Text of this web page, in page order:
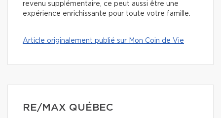
revenu supplémentaire, ce peut aussi être une
expérience enrichissante pour toute votre famille.
Article originalement publié sur Mon Coin de Vie
RE/MAX QUÉBEC